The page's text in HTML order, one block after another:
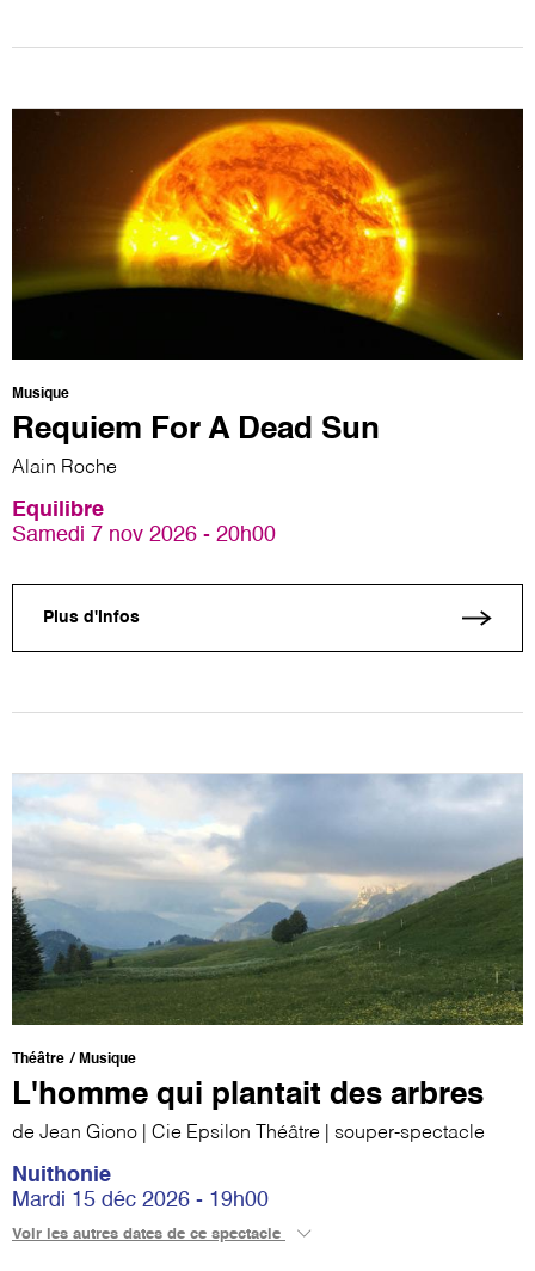
Musique
Requiem For A Dead Sun
Alain Roche
Equilibre
Samedi 7 nov 2026 - 20h00
Plus d'infos
Théâtre Musique
L'homme qui plantait des arbres
de Jean Giono | Cie Epsilon Théâtre | souper-spectacle
Nuithonie
Mardi 15 déc 2026 - 19h00
Voir les autres dates de ce spectacle